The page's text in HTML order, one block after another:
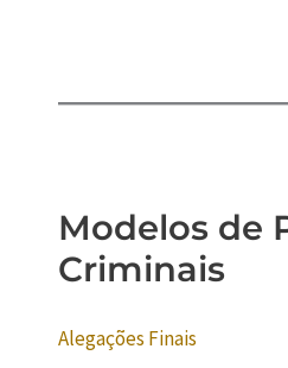
Modelos de
Criminais
Alegações Finais